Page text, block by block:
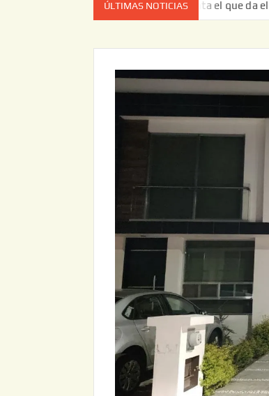
ÚLTIMAS NOTICIAS
no es el estado de cuenta el que da el susto